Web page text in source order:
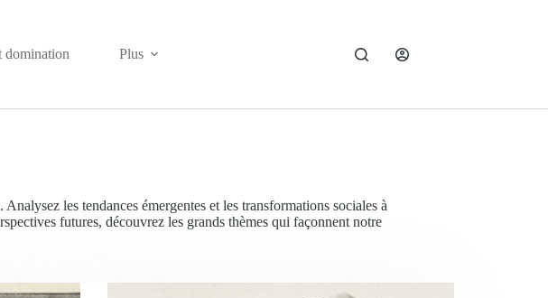
domination Plus
les tendances émergentes et les transformations sociales à
futures, découvrez les grands thèmes qui façonnent notre